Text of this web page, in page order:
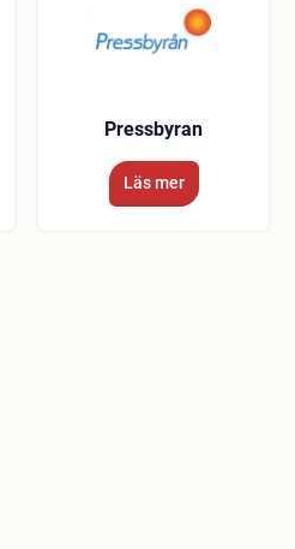
Pressbyran
Läs mer